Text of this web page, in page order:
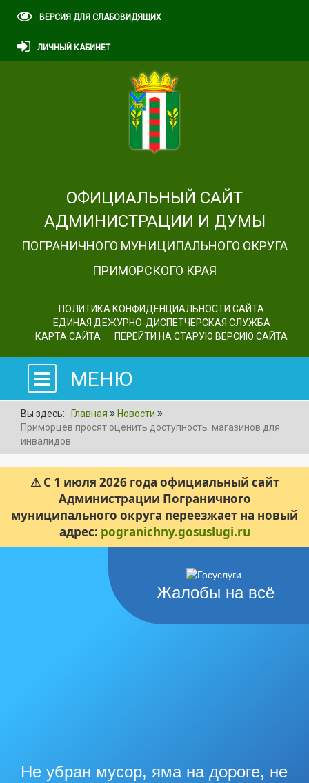
ВЕРСИЯ ДЛЯ СЛАБОВИДЯЩИХ
ЛИЧНЫЙ КАБИНЕТ
ОФИЦИАЛЬНЫЙ САЙТ
АДМИНИСТРАЦИИ И ДУМЫ
ПОГРАНИЧНОГО МУНИЦИПАЛЬНОГО ОКРУГА
ПРИМОРСКОГО КРАЯ
ПОЛИТИКА КОНФИДЕНЦИАЛЬНОСТИ САЙТА
ЕДИНАЯ ДЕЖУРНО-ДИСПЕТЧЕРСКАЯ СЛУЖБА
КАРТА САЙТА
ПЕРЕЙТИ НА СТАРУЮ ВЕРСИЮ САЙТА
МЕНЮ
Вы здесь: Главная
Новости
Приморцев просят оценить доступность магазинов для
инвалидов
⚠ С 1 июля 2026 года официальный сайт
Администрации Пограничного
муниципального округа переезжает на новый
адрес: pogranichny.gosuslugi.ru
Жалобы на всё
Не убран мусор, яма на дороге, не